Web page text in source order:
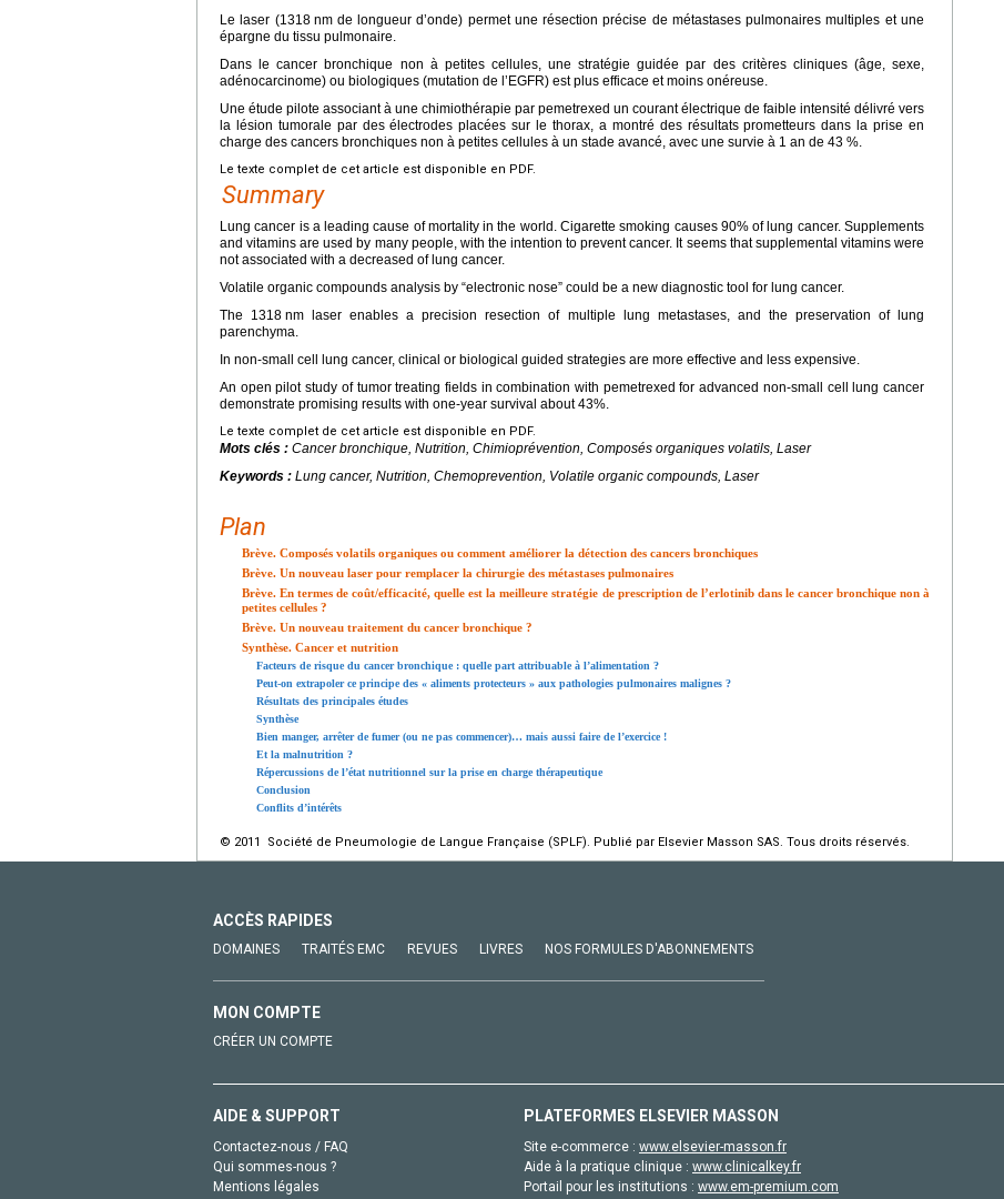
Le laser (1318 nm de longueur d’onde) permet une résection précise de métastases pulmonaires multiples et une
épargne du tissu pulmonaire.
Dans le cancer bronchique non à petites cellules, une stratégie guidée par des critères cliniques (âge, sexe,
adénocarcinome) ou biologiques (mutation de l’EGFR) est plus efficace et moins onéreuse.
Une étude pilote associant à une chimiothérapie par pemetrexed un courant électrique de faible intensité délivré vers
la lésion tumorale par des électrodes placées sur le thorax, a montré des résultats prometteurs dans la prise en
charge des cancers bronchiques non à petites cellules à un stade avancé, avec une survie à 1 an de 43 %.
Le texte complet de cet article est disponible en PDF.
Summary
Lung cancer is a leading cause of mortality in the world. Cigarette smoking causes 90% of lung cancer. Supplements
and vitamins are used by many people, with the intention to prevent cancer. It seems that supplemental vitamins were
not associated with a decreased of lung cancer.
Volatile organic compounds analysis by “electronic nose” could be a new diagnostic tool for lung cancer.
The 1318 nm laser enables a precision resection of multiple lung metastases, and the preservation of lung
parenchyma.
In non-small cell lung cancer, clinical or biological guided strategies are more effective and less expensive.
An open pilot study of tumor treating fields in combination with pemetrexed for advanced non-small cell lung cancer
demonstrate promising results with one-year survival about 43%.
Le texte complet de cet article est disponible en PDF.
Mots clés : Cancer bronchique, Nutrition, Chimioprévention, Composés organiques volatils, Laser
Keywords : Lung cancer, Nutrition, Chemoprevention, Volatile organic compounds, Laser
Plan
Brève. Composés volatils organiques ou comment améliorer la détection des cancers bronchiques
Brève. Un nouveau laser pour remplacer la chirurgie des métastases pulmonaires
Brève. En termes de coût/efficacité, quelle est la meilleure stratégie de prescription de l’erlotinib dans le cancer bronchique non à
petites cellules ?
Brève. Un nouveau traitement du cancer bronchique ?
Synthèse. Cancer et nutrition
Facteurs de risque du cancer bronchique : quelle part attribuable à l’alimentation ?
Peut-on extrapoler ce principe des « aliments protecteurs » aux pathologies pulmonaires malignes ?
Résultats des principales études
Synthèse
Bien manger, arrêter de fumer (ou ne pas commencer)… mais aussi faire de l’exercice !
Et la malnutrition ?
Répercussions de l’état nutritionnel sur la prise en charge thérapeutique
Conclusion
Conflits d’intérêts
© 2011 Société de Pneumologie de Langue Française (SPLF). Publié par Elsevier Masson SAS. Tous droits réservés.
ACCÈS RAPIDES
DOMAINES TRAITÉS EMC REVUES LIVRES NOS FORMULES D'ABONNEMENTS
MON COMPTE
CRÉER UN COMPTE
AIDE & SUPPORT
Contactez-nous / FAQ
Qui sommes-nous ?
Mentions légales
PLATEFORMES ELSEVIER MASSON
Site e-commerce : www.elsevier-masson.fr
Aide à la pratique clinique : www.clinicalkey.fr
Portail pour les institutions : www.em-premium.com